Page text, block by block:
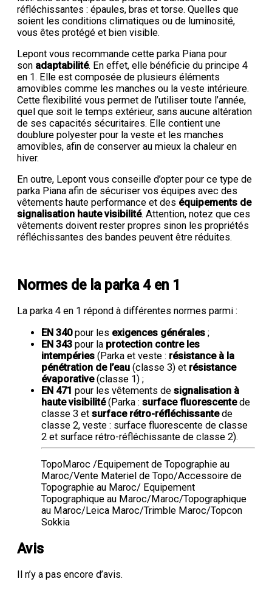
réfléchissantes : épaules, bras et torse. Quelles que
soient les conditions climatiques ou de luminosité,
vous êtes protégé et bien visible.
Lepont vous recommande cette parka Piana pour
son adaptabilité. En effet, elle bénéficie du principe 4
en 1. Elle est composée de plusieurs éléments
amovibles comme les manches ou la veste intérieure.
Cette flexibilité vous permet de l’utiliser toute l’année,
quel que soit le temps extérieur, sans aucune altération
de ses capacités sécuritaires. Elle contient une
doublure polyester pour la veste et les manches
amovibles, afin de conserver au mieux la chaleur en
hiver.
En outre, Lepont vous conseille d’opter pour ce type de
parka Piana afin de sécuriser vos équipes avec des
vêtements haute performance et des équipements de
signalisation haute visibilité. Attention, notez que ces
vêtements doivent rester propres sinon les propriétés
réfléchissantes des bandes peuvent être réduites.
Normes de la parka 4 en 1
La parka 4 en 1 répond à différentes normes parmi :
EN 340pour les exigences générales ;
EN 343 pour la protection contre les
intempéries (Parka et veste : résistance à la
pénétration de l’eau (classe 3) et résistance
évaporative(classe 1) ;
EN 471 pour les vêtements de signalisation à
haute visibilité(Parka : surface fluorescentede
classe 3 et surface rétro-réfléchissantede
classe 2, veste : surface fluorescente de classe
2 et surface rétro-réfléchissante de classe 2).
TopoMaroc /Equipement de Topographie au
Maroc/Vente Materiel de Topo/Accessoire de
Topographie au Maroc/ Equipement
Topographique au Maroc/Maroc/Topographique
au Maroc/Leica Maroc/Trimble Maroc/Topcon
Sokkia
Avis
Il n’y a pas encore d’avis.